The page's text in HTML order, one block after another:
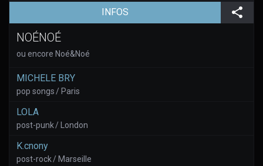
INFOS (aller à la page de l'évènement)
NOÉNOÉ
ou encore Noé&Noé
MICHELE BRY
pop songs / Paris
LOLA
post-punk / London
K.cnony
post-rock / Marseille